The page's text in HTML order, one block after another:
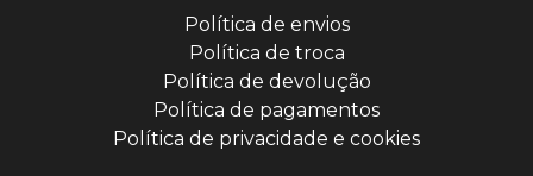
Política de envios
Política de troca
Política de devolução
Política de pagamentos
Política de privacidade e cookies